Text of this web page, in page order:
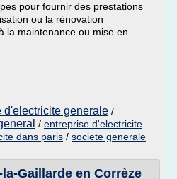
pour fournir des prestations
ou la rénovation
la maintenance ou mise en
d'electricite generale /
/ entreprise d'electricite
dans paris / societe generale
Gaillarde en Corrèze